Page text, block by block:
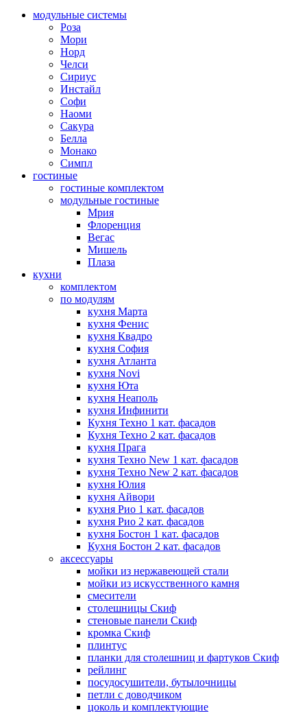
модульные системы
Роза
Мори
Норд
Челси
Сириус
Инстайл
Софи
Наоми
Сакура
Белла
Монако
Симпл
гостиные
гостиные комплектом
модульные гостиные
Мрия
Флоренция
Вегас
Мишель
Плаза
кухни
комплектом
по модулям
кухня Марта
кухня Фенис
кухня Квадро
кухня София
кухня Атланта
кухня Novi
кухня Юта
кухня Неаполь
кухня Инфинити
Кухня Техно 1 кат. фасадов
Кухня Техно 2 кат. фасадов
кухня Прага
кухня Техно New 1 кат. фасадов
кухня Техно New 2 кат. фасадов
кухня Юлия
кухня Айвори
кухня Рио 1 кат. фасадов
кухня Рио 2 кат. фасадов
кухня Бостон 1 кат. фасадов
Кухня Бостон 2 кат. фасадов
аксессуары
мойки из нержавеющей стали
мойки из искусственного камня
смесители
столешницы Скиф
стеновые панели Скиф
кромка Скиф
плинтус
планки для столешниц и фартуков Скиф
рейлинг
посудосушители, бутылочницы
петли с доводчиком
цоколь и комплектующие